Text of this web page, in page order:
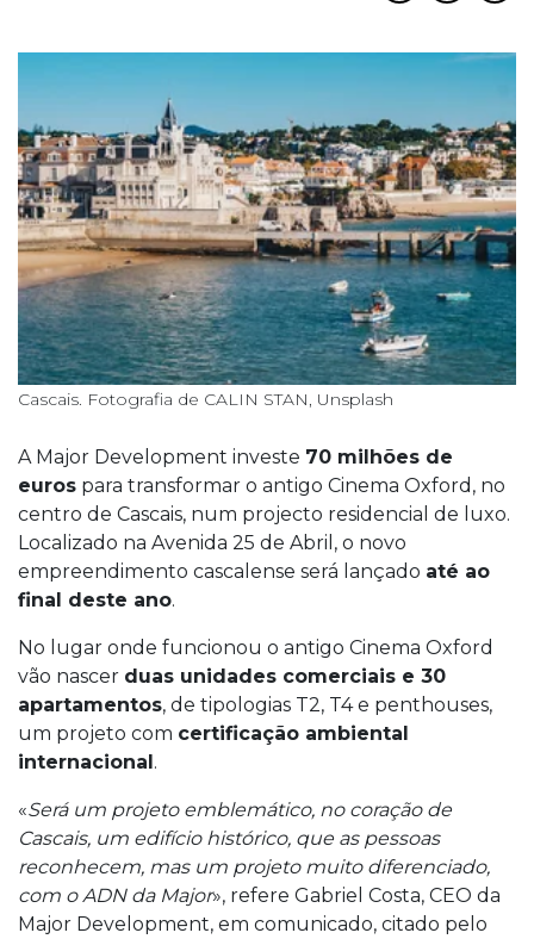
Cascais. Fotografia de CALIN STAN, Unsplash
A Major Development investe 70 milhões de
euros para transformar o antigo Cinema Oxford, no
centro de Cascais, num projecto residencial de luxo.
Localizado na Avenida 25 de Abril, o novo
empreendimento cascalense será lançado até ao
final deste ano.
No lugar onde funcionou o antigo Cinema Oxford
vão nascer duas unidades comerciais e 30
apartamentos, de tipologias T2, T4 e penthouses,
um projeto com certificação ambiental
internacional.
«Será um projeto emblemático, no coração de
Cascais, um edifício histórico, que as pessoas
reconhecem, mas um projeto muito diferenciado,
com o ADN da Major», refere Gabriel Costa, CEO da
Major Development, em comunicado, citado pelo